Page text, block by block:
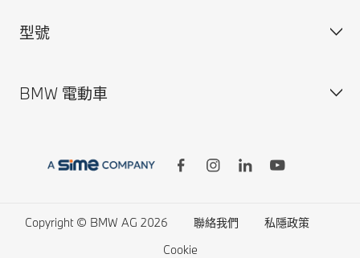
BMW ConnectedDrive
更新車主/車輛資料
個人訂製
網上商店
型號
BMW X series
BMW 電動車
Copyright © BMW AG 2026 聯絡我們
私隱政策
Cookie